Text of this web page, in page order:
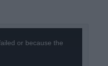
or because the